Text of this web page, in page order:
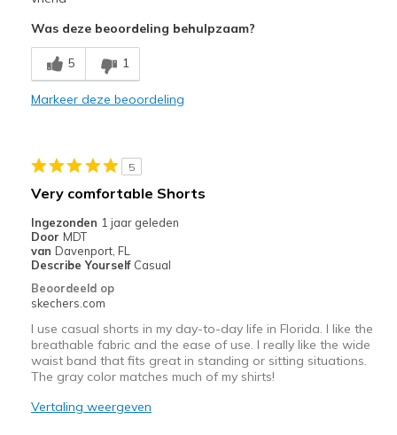
Minpunten
Poor Quality
Wear Out Quickly
Casual Wear
Width
Feels true to width
Sizing
Feels true to size
Was deze beoordeling behulpzaam?
5 1
Markeer deze beoordeling
5
Very comfortable Shorts
Ingezonden 1 jaar geleden
Door MDT
van Davenport, FL
Describe Yourself Casual
Beoordeeld op
skechers.com
I use casual shorts in my day-to-day life in Florida. I like the
breathable fabric and the ease of use. I really like the wide
waist band that fits great in standing or sitting situations.
The gray color matches much of my shirts!
Vertaling weergeven